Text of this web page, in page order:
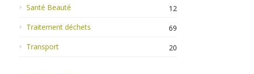
Santé Beauté
12
Traitement déchets
69
Transport
20